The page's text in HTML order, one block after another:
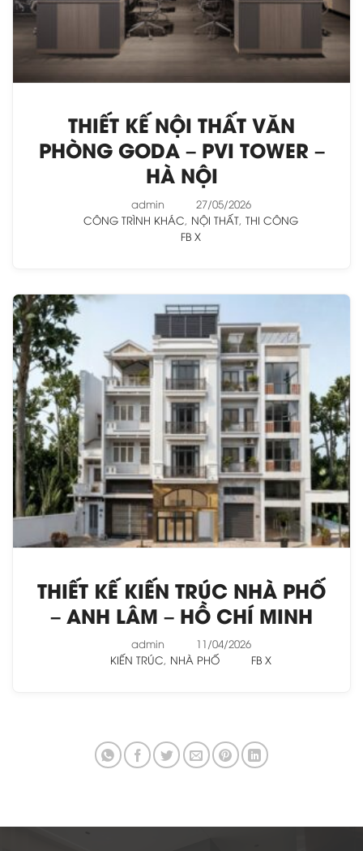
THIẾT KẾ NỘI THẤT VĂN
PHÒNG GODA – PVI TOWER –
HÀ NỘI
admin
27/05/2026
CÔNG TRÌNH KHÁC, NỘI THẤT, THI CÔNG
FB X
THIẾT KẾ KIẾN TRÚC NHÀ PHỐ
– ANH LÂM – HỒ CHÍ MINH
admin
11/04/2026
KIẾN TRÚC, NHÀ PHỐ FB X